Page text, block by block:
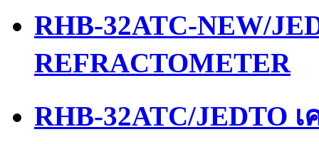
RHB-32ATC-NEW/
REFRACTOMETER
RHB-32ATC/JEDTO